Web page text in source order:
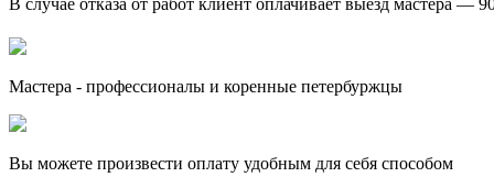
Мастера - профессионалы и коренные петербуржцы
Вы можете произвести оплату удобным для себя способом